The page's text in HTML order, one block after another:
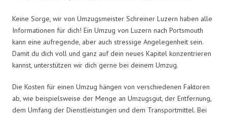
Keine Sorge, wir von Umzugsmeister Schreiner Luzern haben alle
Informationen für dich! Ein Umzug von Luzern nach Portsmouth
kann eine aufregende, aber auch stressige Angelegenheit sein.
Damit du dich voll und ganz auf dein neues Kapitel konzentrieren
kannst, unterstützen wir dich gerne bei deinem Umzug.
Die Kosten für einen Umzug hängen von verschiedenen Faktoren
ab, wie beispielsweise der Menge an Umzugsgut, der Entfernung,
dem Umfang der Dienstleistungen und dem Transportmittel. Bei